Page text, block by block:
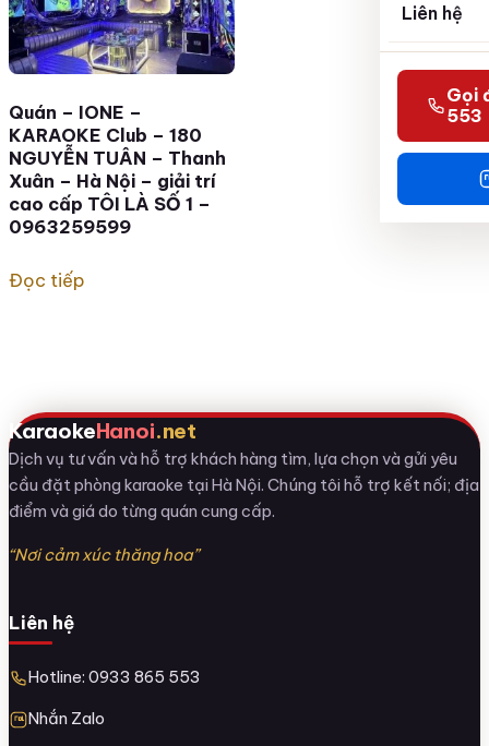
Liên hệ
Gọi
553
Quán – IONE –
KARAOKE Club – 180
NGUYỄN TUÂN – Thanh
Xuân – Hà Nội – giải trí
cao cấp TÔI LÀ SỐ 1 –
0963259599
Đọc tiếp
KaraokeHanoi.net
Dịch vụ tư vấn và hỗ trợ khách hàng tìm, lựa chọn và gửi yêu
cầu đặt phòng karaoke tại Hà Nội. Chúng tôi hỗ trợ kết nối; địa
điểm và giá do từng quán cung cấp.
“Nơi cảm xúc thăng hoa”
Liên hệ
Hotline: 0933 865 553
Nhắn Zalo